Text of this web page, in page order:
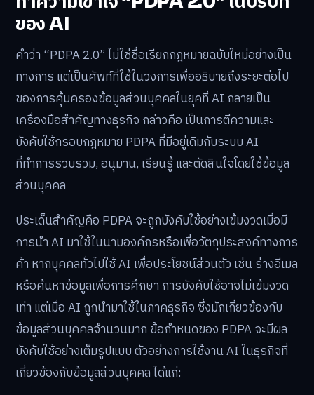
ของ AI
คำว่า “PDPA 2.0” ไม่ใช่ชื่อเรียกกฎหมายฉบับใหม่อย่างเป็น
ทางการ แต่เป็นศัพท์ที่ใช้ในวงการเพื่ออธิบายถึงระยะต่อไป
ของการคุ้มครองข้อมูลส่วนบุคคลในยุคที่ AI กลายเป็น
เครื่องมือสำคัญทางธุรกิจ กล่าวคือ เป็นการตีความและ
บังคับใช้กรอบกฎหมาย PDPA ที่มีอยู่เดิมกับระบบ AI
ที่ทำการรวบรวม, อนุมาน, เรียนรู้ และตัดสินใจโดยใช้ข้อมูล
ส่วนบุคคล
ประเด็นสำคัญคือ PDPA จะถูกบังคับใช้อย่างเข้มงวดเมื่อมี
การนำ AI มาใช้ในนามองค์กรหรือเพื่อวัตถุประสงค์ทางการ
ค้า หากบุคคลทั่วไปใช้ AI เพื่อประโยชน์ส่วนตัว เช่น ร่างอีเมล
หรือค้นหาข้อมูลเพื่อการศึกษา การบังคับใช้อาจไม่เข้มงวด
เท่า แต่เมื่อ AI ถูกนำมาใช้ในภาคธุรกิจ ซึ่งมักเกี่ยวข้องกับ
ข้อมูลส่วนบุคคลจำนวนมาก ข้อกำหนดของ PDPA จะมีผล
บังคับใช้อย่างเต็มรูปแบบ ตัวอย่างการใช้งาน AI ในธุรกิจที่
เกี่ยวข้องกับข้อมูลส่วนบุคคล ได้แก่: